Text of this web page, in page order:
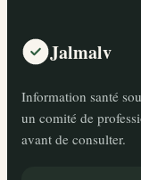
Jalmalv
Information santé
un comité de
avant de consulter.